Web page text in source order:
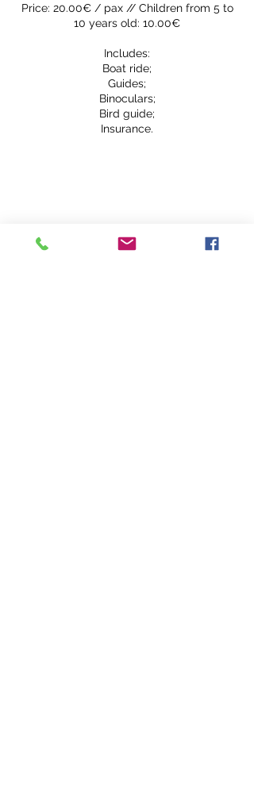
Price: 20.00€ / pax // Children from 5 to
10 years old: 10.00€
Includes:
Boat ride;
Guides;
Binoculars;
Bird guide;
Insurance.